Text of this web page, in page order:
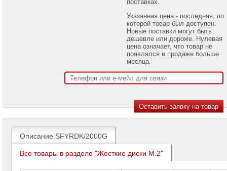
Принтеры
Name
Указанная цена - последняя, по
которой товар был доступен.
Новые поставки могут быть
дешевле или дороже. Нулевая
цена означает, что товар не
появлялся в продаже больше
месяца.
Описание SFYRDK/2000G
Все товары в разделе "Жесткие диски M.2"